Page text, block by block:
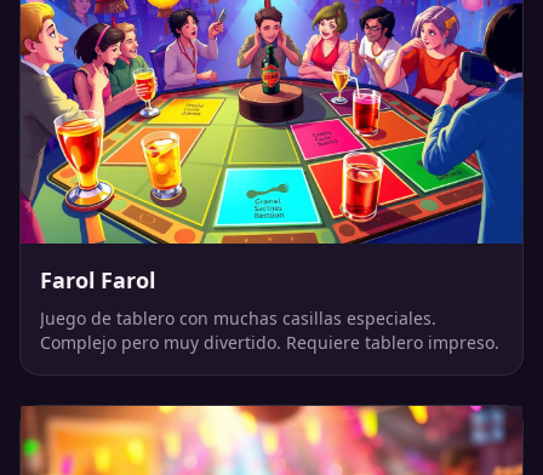
Farol Farol
Juego de tablero con muchas casillas especiales.
Complejo pero muy divertido. Requiere tablero impreso.